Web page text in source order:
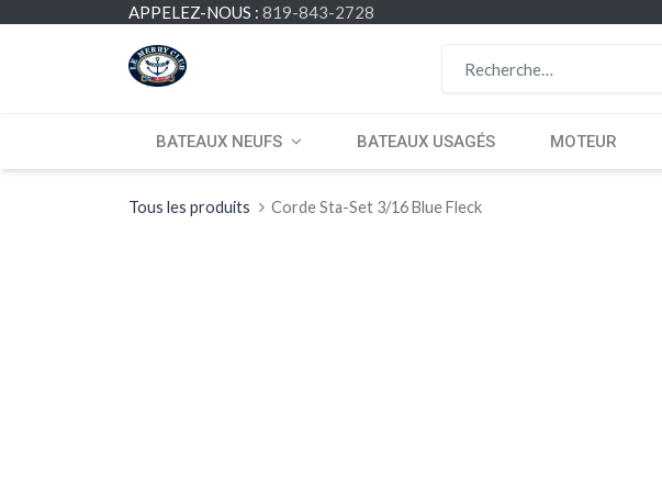
APPELEZ-NOUS : 819-843-2728
BATEAUX NEUFS BATEAUX USAGÉS MOTEUR
Tous les produits Corde Sta-Set 3/16 Blue Fleck